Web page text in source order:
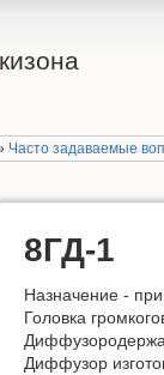
Часто задаваемые
8ГД-1
Назначение -
Головка
Диффузор